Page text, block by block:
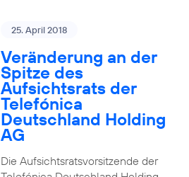
25. April 2018
Veränderung an der
Spitze des
Aufsichtsrats der
Telefónica
Deutschland Holding
AG
Die Aufsichtsratsvorsitzende der